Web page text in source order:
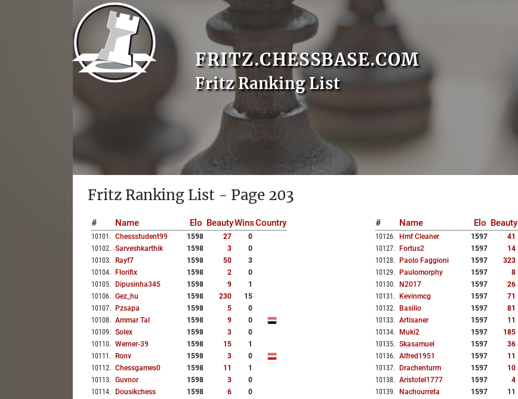
FRITZ.CHESSBASE.COM
Fritz Ranking List
Fritz Ranking List - Page 203
# Name Elo BeautyWinsCountry
10101 . Chessstudent99 1598 27
0
10102. Sarveshkarthik 1598 3
0
10103. Rayf7 1598 50
3
10104. Florifix 1598 2
0
10105. Dipusinha345 1598 9
1
10106. Gez_hu 1598 230
15
10107. Pzsapa 1598 5
0
10108. Ammar Tal 1598 9
0
10109. Solex 1598 3
0
10110. Werner-39 1598 15
1
10111 . Ronv 1598 3
0
10112. Chessgames0 1598 11
1
10113. Guvnor 1598 3
0
10114. Dousikchess 1598 6
0
# Name Elo Beauty
10126. Hmf Cleaner 1597 41
10127. Fortus2 1597 14
10128. Paolo Faggioni 1597 323
10129. Paulomorphy 1597 8
10130. N2017 1597 26
10131 . Kevinmcg 1597 71
10132. Basilio 1597 81
10133. Artisaner 1597 11
10134. Muki2 1597 185
10135. Skasamuel 1597 36
10136. Alfred1951 1597 11
10137. Drachenturm 1597 10
10138. Aristotel1777 1597 4
10139. Nachourreta 1597 11